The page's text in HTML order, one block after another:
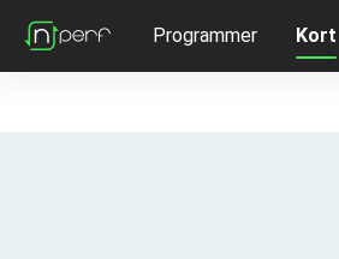
Programmer Kort